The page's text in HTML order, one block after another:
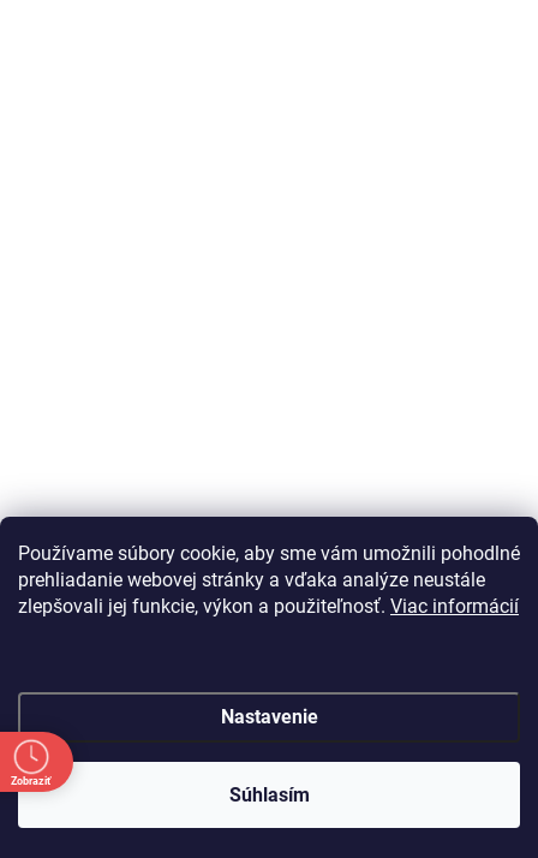
Používame súbory cookie, aby sme vám umožnili pohodlné
prehliadanie webovej stránky a vďaka analýze neustále
zlepšovali jej funkcie, výkon a použiteľnosť. Viac informácií
Nastavenie
Súhlasím
Zobraziť